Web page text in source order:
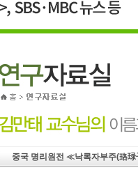
중국 명리원전 ≪낙록자부주(珞